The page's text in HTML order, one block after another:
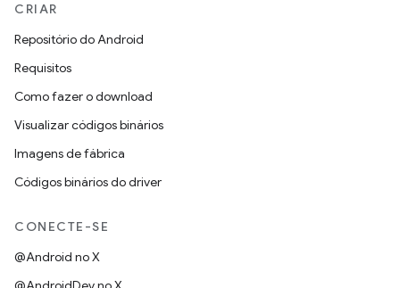
CRIAR
Repositório do Android
Requisitos
Como fazer o download
Visualizar códigos binários
Imagens de fábrica
Códigos binários do driver
CONECTE-SE
@Android no X